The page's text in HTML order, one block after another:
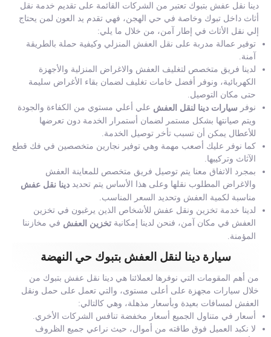
دينا نقل عفش بتبوك تعتبر من الشركات القائمة على تقديم خدمة نقل
أثاث داخل تبوك وخاصة في حي الهجن، فهي تقدم يد العون لمن يحتاج
إلي نقل الأثاث في إطار آمن، من خلال ما يلي:
توفير عمالة مدربة على نقل العفش المنزلي وكيفية حملة بالطريقة
آمنة.
لدينا فريق متخصص لتغليف العفش والاغراض المنزلية والأجهزة
الكهربائية، ونوفر أفضل خامات تغليف لضمان بقاء الأغراض سليمة
حتى مكان التوصيل.
نوفر سيارات دينا لنقل العفش علي أعلي مستوي من الكفاءة والجودة
ويتم صيانتها بشكل مستمر لضمان أستمرار الخدمة دون تعرضها
للأعطال يمكن أن تسبب تأخر توصيل الخدمة.
كما نوفر عليك أصعب مهمة وهي توفير نجارين متخصصين في فك قطع
الآثاث وتركيبها.
بمجرد الاتفاق معنا يتم توصيل فريق متخصص للمعاينة العفش
والاغراض المطلوب نقلها وعلى هذا الأساس يتم تحديد دينا نقل عفش
مناسبة لكمية العفش وتحديد السعر المناسب.
لدينا خدمة تخزين ونقل عفش للأشخاص الذين يرغبون في تخزين
العفش في مكان آمن، فنحن لدينا إمكانية تخزين العفش في مخازننا
المؤمنة.
سيارة دينا لنقل العفش بتبوك حي النهضة
من أهم المقومات التي نوفرها لعملائنا هي دينا نقل عفش بتبوك من
خلال سيارات مجهزة على أعلى مستوى، والتي تعمل على حمل ونقل
العفش لمسافات بعيدة وبأسعار مذهلة، وهي كالتالي:
أسعار في متناول الجميع أسعار مخفضة تنافس الشركات الأخري.
لا نكبد العميل فوق طاقته من أموال، حيث نراعي جميع الظروف